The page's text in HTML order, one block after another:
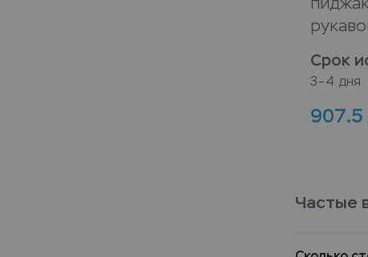
Срок
3–4 дня
907.5
Частые